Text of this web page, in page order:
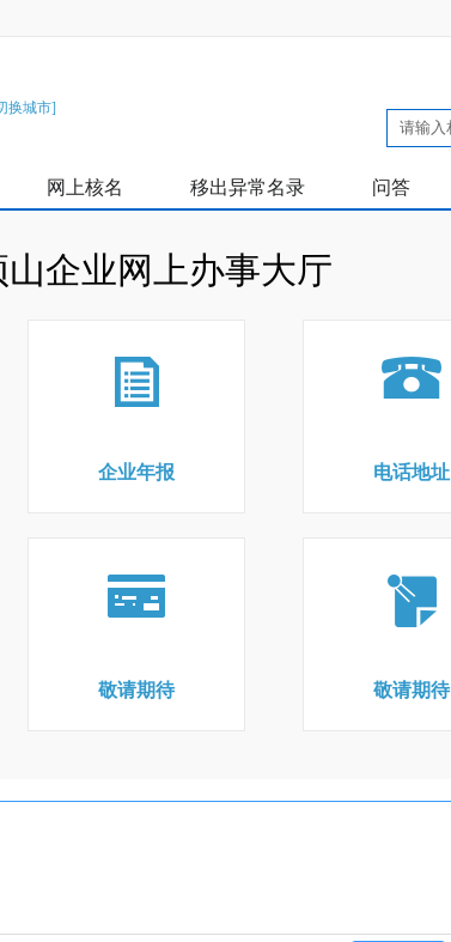
换城市]
网上核名 移出异常名录 问答
山企业网上办事大厅
企业年报 电话地址
敬请期待 敬请期待